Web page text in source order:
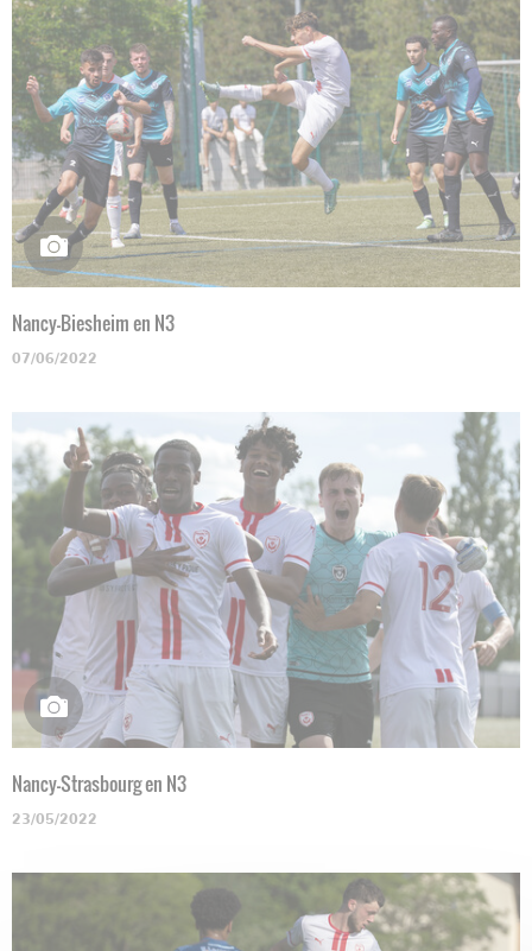
Nancy-Biesheim en N3
07/06/2022
Nancy-Strasbourg en N3
23/05/2022